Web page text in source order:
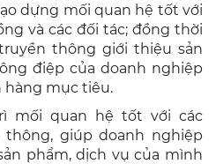
dựng mối quan hệ tốt với
và các đối tác; đồng thời
thông giới thiệu sản
điệp của doanh nghiệp
hàng mục tiêu.
mối quan hệ tốt với các
giúp doanh nghiệp
phẩm, dịch vụ của mình